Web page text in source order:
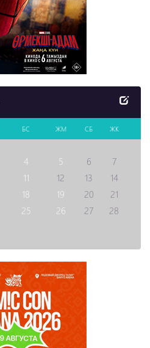
БС ЖМ СБ ЖК
4 5 6
7
11 12 13
14
18 19 20
21
25 26 27
28